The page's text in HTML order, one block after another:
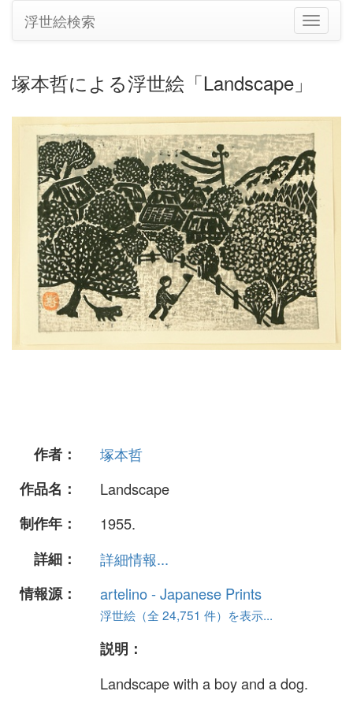
ナ
ビ
ン
の
切
り
替
え
浮世絵検索
塚本哲による浮世絵「Landscape」
作者：
塚本哲
作品名：
Landscape
制作年：
1955.
詳細：
詳細情報...
情報源：
artelino - Japanese Prints
浮世絵（全 24,751 件）を表示...
説明：
Landscape with a boy and a dog.